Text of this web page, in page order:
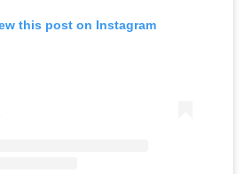
this post on Instagram